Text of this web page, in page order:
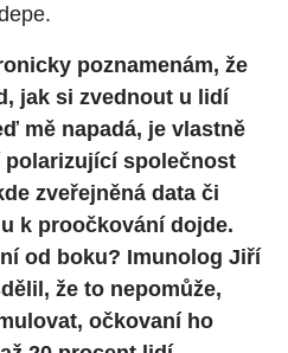
poznamenám, že
jak si zvednout u lidí
mě napadá, je vlastně
polarizující společnost
zveřejněná data či
k proočkování dojde.
od boku? Imunolog Jiří
že to nepomůže,
očkovaní ho